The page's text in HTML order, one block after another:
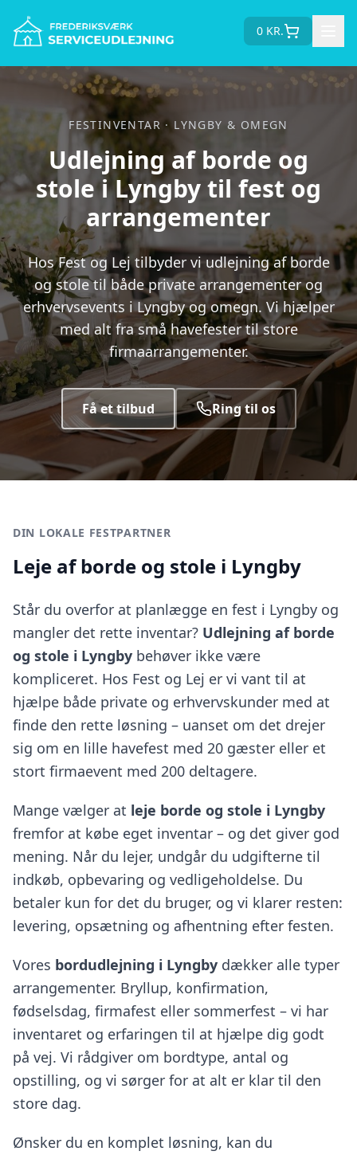
0 KR.
FESTINVENTAR · LYNGBY & OMEGN
Udlejning af borde og
stole i Lyngby til fest og
arrangementer
Hos Fest og Lej tilbyder vi udlejning af borde
og stole til både private arrangementer og
erhvervsevents i Lyngby og omegn. Vi hjælper
med alt fra små havefester til store
firmaarrangementer.
Få et tilbud Ring til os
DIN LOKALE FESTPARTNER
Leje af borde og stole i Lyngby
Står du overfor at planlægge en fest i Lyngby og
mangler det rette inventar? Udlejning af borde
og stole i Lyngby behøver ikke være
kompliceret. Hos Fest og Lej er vi vant til at
hjælpe både private og erhvervskunder med at
finde den rette løsning – uanset om det drejer
sig om en lille havefest med 20 gæster eller et
stort firmaevent med 200 deltagere.
Mange vælger at leje borde og stole i Lyngby
fremfor at købe eget inventar – og det giver god
mening. Når du lejer, undgår du udgifterne til
indkøb, opbevaring og vedligeholdelse. Du
betaler kun for det du bruger, og vi klarer resten:
levering, opsætning og afhentning efter festen.
Vores bordudlejning i Lyngby dækker alle typer
arrangementer. Bryllup, konfirmation,
fødselsdag, firmafest eller sommerfest – vi har
inventaret og erfaringen til at hjælpe dig godt
på vej. Vi rådgiver om bordtype, antal og
opstilling, og vi sørger for at alt er klar til den
store dag.
Ønsker du en komplet løsning, kan du